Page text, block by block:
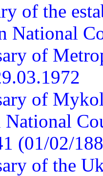
of the
National
of
of
(01/02/
of the